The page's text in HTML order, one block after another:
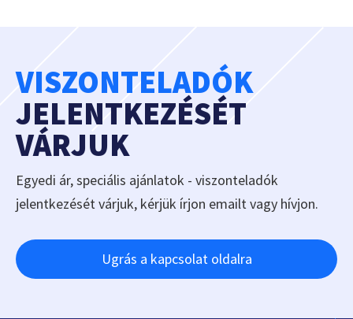
VISZONTELADÓK
JELENTKEZÉSÉT
VÁRJUK
Egyedi ár, speciális ajánlatok - viszonteladók
jelentkezését várjuk, kérjük írjon emailt vagy hívjon.
Ugrás a kapcsolat oldalra